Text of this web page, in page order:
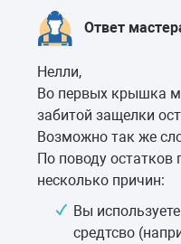
Ответ
Нелли,
Во первых крышка
забитой защелки
Возможно так же
По поводу
несколько причин:
Вы
средтсво